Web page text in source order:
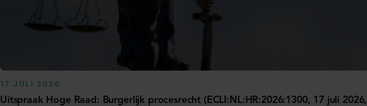
17 JULI 2026
Uitspraak Hoge Raad: Burgerlijk procesrecht (ECLI:NL:HR:2026:1300, 17 juli 2026,